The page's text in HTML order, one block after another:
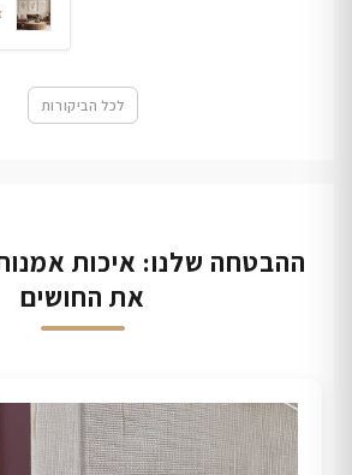
לכל הביקורות
ההבטחה שלנו: איכות
את החושים